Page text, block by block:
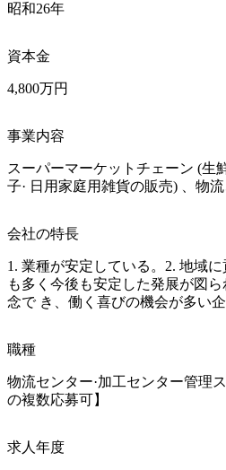
昭和26年
資本金
4,800万円
事業内容
スーパーマーケットチェーン (生
子· 日用家庭用雑貨の販売) 、物
会社の特長
1. 業種が安定している。2. 地域
も多く今後も安定した発展が図
念で き、働く喜びの機会が多い企
職種
物流センター·加工センター管理
の複数応募可】
求人年度